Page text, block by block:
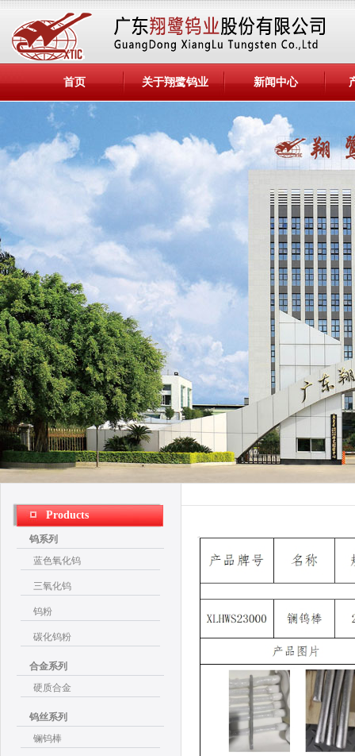
首页 关于翔鹭钨业 新闻中心
Products
钨系列
蓝色氧化钨
三氧化钨
钨粉
碳化钨粉
合金系列
硬质合金
钨丝系列
镧钨棒